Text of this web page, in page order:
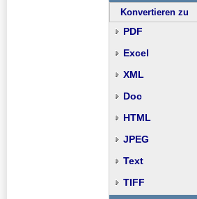
Konvertieren zu
PDF
Excel
XML
Doc
HTML
JPEG
Text
TIFF